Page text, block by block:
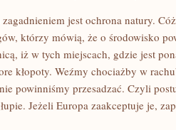
jest ochrona natury.
którzy mówią, że o środowisko
iż w tych miejscach, gdzie jest
kłopoty. Weźmy chociażby w
powinniśmy przesadzać. Czyli
Jeżeli Europa zaakceptuje je,